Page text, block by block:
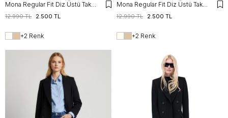
Mona Regular Fit Diz Üstü Takma Kol Erkek Yaka Ekru Kaban
2.500 TL
12.990 TL
+2 Renk
Mona Regular Fit Diz Üstü Takma Kol Erkek Yaka Devetuyu Kaban
2.500 TL
12.990 TL
+2 Renk